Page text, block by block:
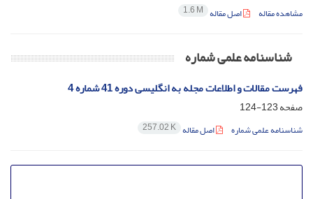
مشاهده مقاله اصل مقاله 1.6 M
شناسنامه علمی شماره
فهرست مقالات و اطلاعات مجله به انگلیسی دوره 41 شماره 4
صفحه123-124
شناسنامه علمی شماره اصل مقاله 257.02 K